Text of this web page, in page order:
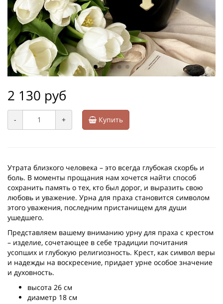
2 130 руб
- + Купить
Утрата близкого человека – это всегда глубокая скорбь и
боль. В моменты прощания нам хочется найти способ
сохранить память о тех, кто был дорог, и выразить свою
любовь и уважение. Урна для праха становится символом
этого уважения, последним пристанищем для души
ушедшего.
Представляем вашему вниманию урну для праха с крестом
– изделие, сочетающее в себе традиции почитания
усопших и глубокую религиозность. Крест, как символ веры
и надежды на воскресение, придает урне особое значение
и духовность.
высота 26 см
диаметр 18 см